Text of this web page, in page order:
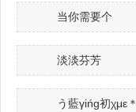
当你需要个
淡淡芬芳
う藍γińɡ初χμε＊